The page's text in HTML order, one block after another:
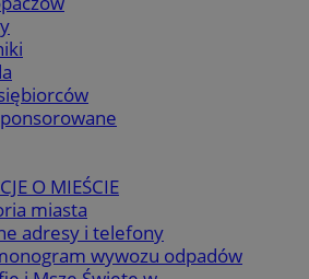
O MIEŚCIE
miasta
adresy i telefony
wywozu odpadów